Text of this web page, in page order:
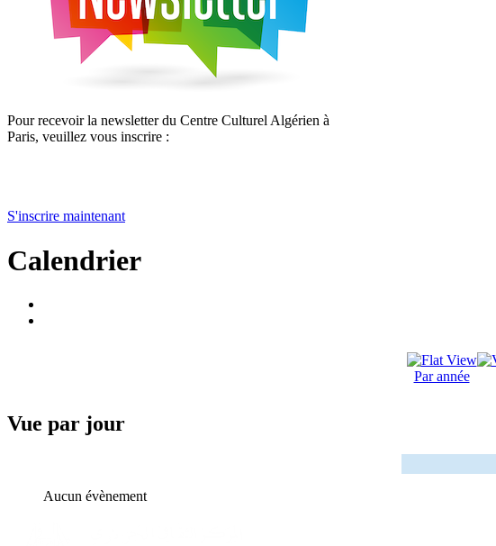
Pour recevoir la newsletter du Centre Culturel Algérien à
Paris, veuillez vous inscrire :
S'inscrire maintenant
Calendrier
Par année
Vue par jour
Aucun évènement